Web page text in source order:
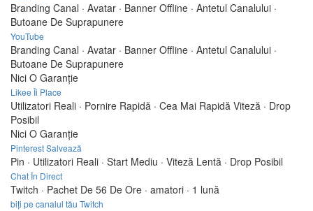
Branding Canal · Avatar · Banner Offline · Antetul Canalului ·
Butoane De Suprapunere
YouTube
Branding Canal · Avatar · Banner Offline · Antetul Canalului ·
Butoane De Suprapunere
Nici O Garanție
Likee Îi Place
Utilizatori Reali · Pornire Rapidă · Cea Mai Rapidă Viteză · Drop
Posibil
Nici O Garanție
Pinterest Salvează
Pin · Utilizatori Reali · Start Mediu · Viteză Lentă · Drop Posibil
Chat În Direct
Twitch · Pachet De 56 De Ore · amatori · 1 lună
biți pe canalul tău Twitch